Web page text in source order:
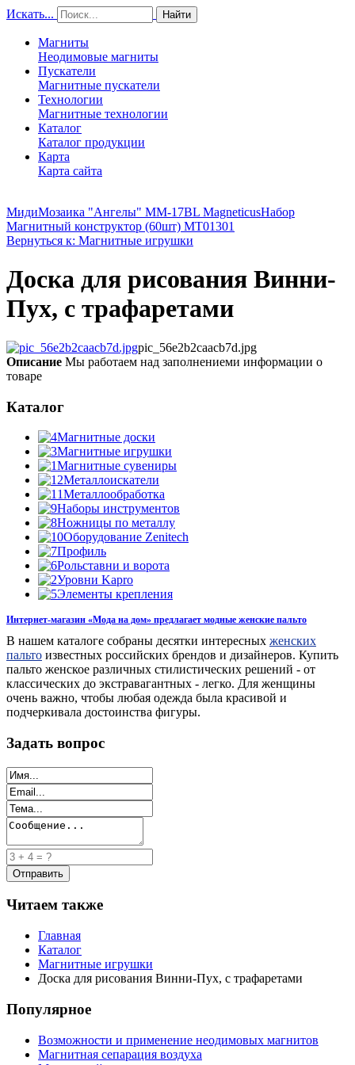
Искать... Найти
Магниты
Неодимовые магниты
Пускатели
Магнитные пускатели
Технологии
Магнитные технологии
Каталог
Каталог продукции
Карта
Карта сайта
МидиМозаика "Ангелы" MM-17BL MagneticusНабор
Магнитный конструктор (60шт) MT01301
Вернуться к: Магнитные игрушки
Доска для рисования Винни-
Пух, с трафаретами
pic_56e2b2caacb7d.jpg
Описание Мы работаем над заполнениеми информации о
товаре
Каталог
Магнитные доски
Магнитные игрушки
Магнитные сувениры
Металлоискатели
Металлообработка
Наборы инструментов
Ножницы по металлу
Оборудование Zenitech
Профиль
Рольставни и ворота
Уровни Kapro
Элементы крепления
Интернет-магазин «Мода на дом» предлагает модные женские пальто
В нашем каталоге собраны десятки интересных женских
пальто известных российских брендов и дизайнеров. Купить
пальто женское различных стилистических решений - от
классических до экстравагантных - легко. Для женщины
очень важно, чтобы любая одежда была красивой и
подчеркивала достоинства фигуры.
Задать вопрос
Читаем также
Главная
Каталог
Магнитные игрушки
Доска для рисования Винни-Пух, с трафаретами
Популярное
Возможности и применение неодимовых магнитов
Магнитная сепарация воздуха